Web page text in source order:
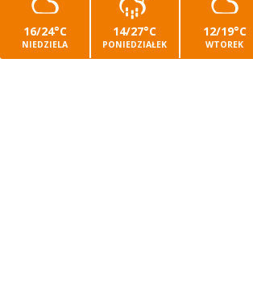
16/24°C
NIEDZIELA
14/27°C
PONIEDZIAŁEK
12/19°C
WTOREK